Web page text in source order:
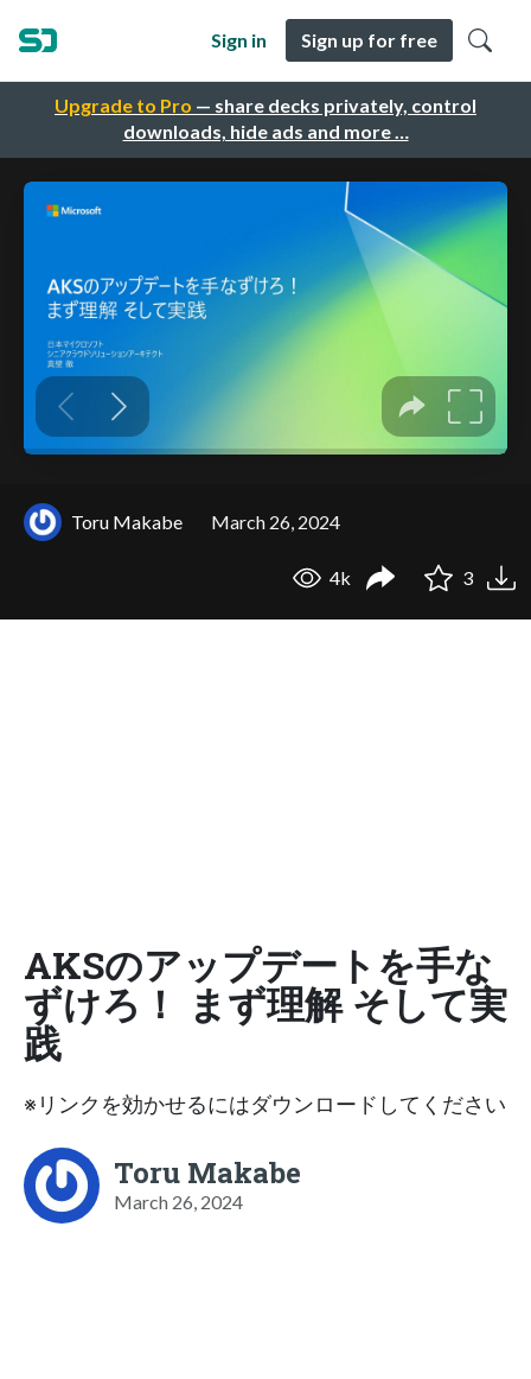
Upgrade to Pro — share decks privately, control
downloads, hide ads and more …
Sign in Sign up for free
Toru Makabe March 26, 2024
4k 3
AKSのアップデートを手な
ずけろ！ まず理解 そして実
践
※リンクを効かせるにはダウンロードしてください
Toru Makabe
March 26, 2024